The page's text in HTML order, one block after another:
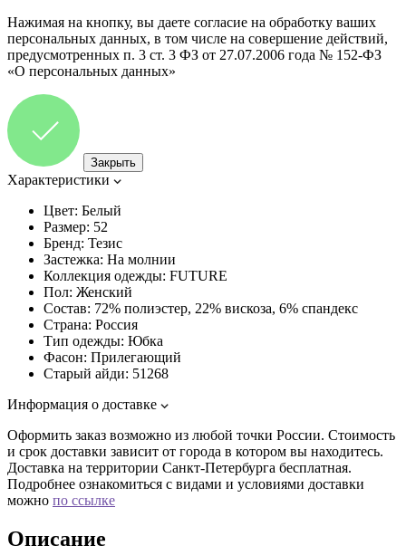
Нажимая на кнопку, вы даете согласие на обработку ваших
персональных данных, в том числе на совершение действий,
предусмотренных п. 3 ст. 3 ФЗ от 27.07.2006 года № 152-ФЗ
«О персональных данных»
Закрыть
Характеристики
Цвет: Белый
Размер: 52
Бренд: Тезис
Застежка: На молнии
Коллекция одежды: FUTURE
Пол: Женский
Состав: 72% полиэстер, 22% вискоза, 6% спандекс
Страна: Россия
Тип одежды: Юбка
Фасон: Прилегающий
Старый айди: 51268
Информация о доставке
Оформить заказ возможно из любой точки России. Стоимость
и срок доставки зависит от города в котором вы находитесь.
Доставка на территории Санкт-Петербурга бесплатная.
Подробнее ознакомиться с видами и условиями доставки
можно по ссылке
Описание